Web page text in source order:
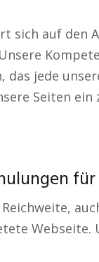
sich auf den
das jede
Seiten